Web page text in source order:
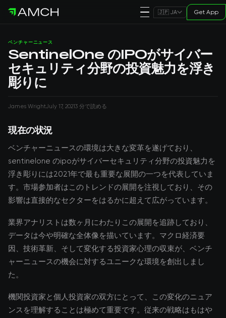
🇯🇵 JA Get App
ベンチャーニュース
SentinelOne のIPOがサイバー
セキュリティ分野の投資魅力を浮き
彫りに
James WrightJuly 17, 20213 分で読める
現在の状況
ベンチャーニュースの環境は大きな変革を遂げており、
sentinelone のipoがサイバーセキュリティ分野の投資魅力を
浮き彫りには2021年で最も重要な展開の一つを代表していま
す。市場参加者はこのトレンドの展開を注視しており、その
影響は直接的なセクターをはるかに超えて広がっています。
業界アナリストは数ヶ月にわたりこの展開を追跡しており、
データは今や明確な全体像を描いています。マクロ経済要
因、技術革新、そして変化する投資家心理の収束が、ベンチ
ャーニュースの機会に対するユニークな環境を創出しまし
た。
機関投資家と個人投資家の双方にとって、この変化のニュア
ンスを理解することは極めて重要です。従来の戦略はもはや